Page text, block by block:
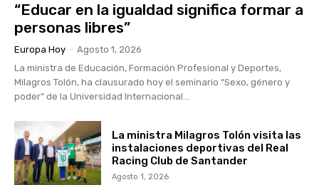
“Educar en la igualdad significa formar a
personas libres”
Europa Hoy - Agosto 1, 2026
La ministra de Educación, Formación Profesional y Deportes,
Milagros Tolón, ha clausurado hoy el seminario “Sexo, género y
poder” de la Universidad Internacional...
La ministra Milagros Tolón visita las
instalaciones deportivas del Real
Racing Club de Santander
Agosto 1, 2026